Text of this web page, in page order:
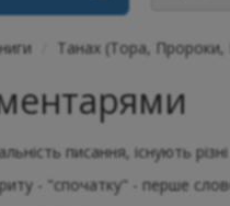
Танах (Тора, Пророки,
писання, існують
- "спочатку" - перше